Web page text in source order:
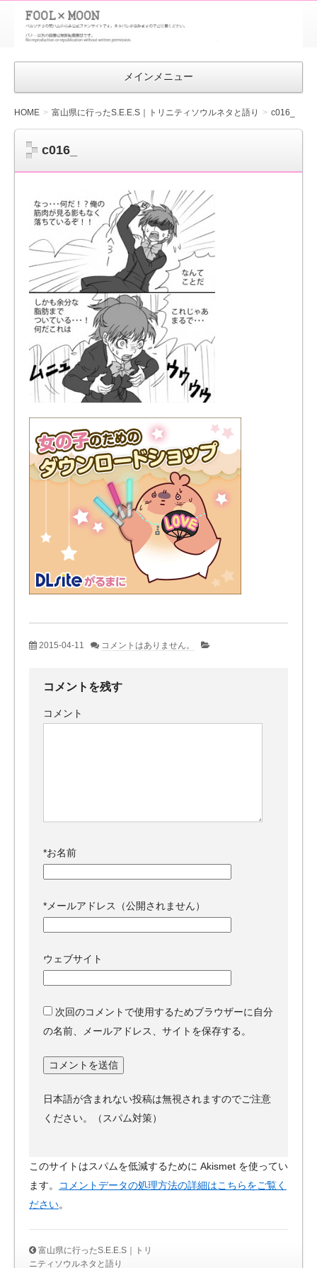
FOOL×MOON
｜ペルソナ
3 荒ハム中
メインメニュー
HOME 富山県に行ったS.E.E.S｜トリニティソウルネタと語り c016_
c016_
2015-04-11 コメントはありません。
コメントを残す
コメント
*お名前
* メールアドレス（公開されません）
ウェブサイト
次回のコメントで使用するためブラウザーに自分
の名前、メールアドレス、サイトを保存する。
日本語が含まれない投稿は無視されますのでご注意
ください。（スパム対策）
このサイトはスパムを低減するために Akismet を使ってい
ます。
コメントデータの処理方法の詳細はこちらをご覧く
ださい。
富山県に行ったS.E.E.S｜トリ
ニティソウルネタと語り